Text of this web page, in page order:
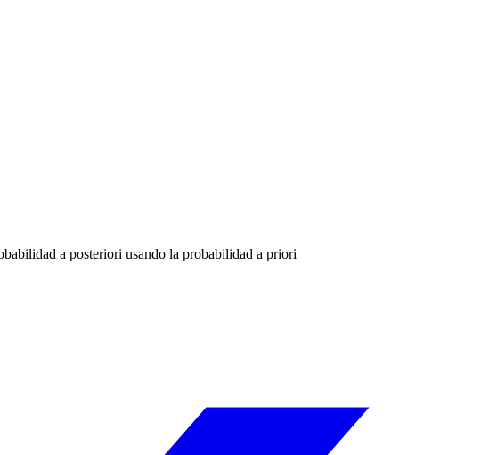
a posteriori usando la probabilidad a priori